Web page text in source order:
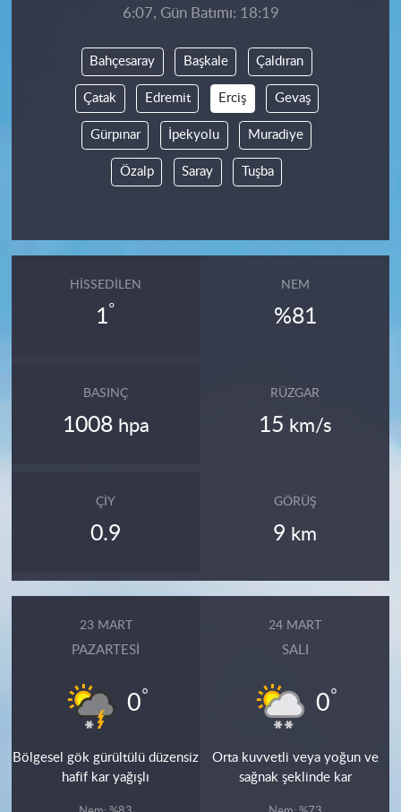
6:07, Gün Batımı: 18:19
Bahçesaray Başkale Çaldıran
Çatak Edremit Erciş Gevaş
Gürpınar İpekyolu Muradiye
Özalp Saray Tuşba
HISSEDILEN
1°
NEM
%81
BASINÇ
1008 hpa
RÜZGAR
15 km/s
ÇIY
0.9
GÖRÜŞ
9 km
23 MART
PAZARTESI
0°
Bölgesel gök gürültülü düzensiz
hafif kar yağışlı
24 MART
SALI
0°
Orta kuvvetli veya yoğun ve
sağnak şeklinde kar